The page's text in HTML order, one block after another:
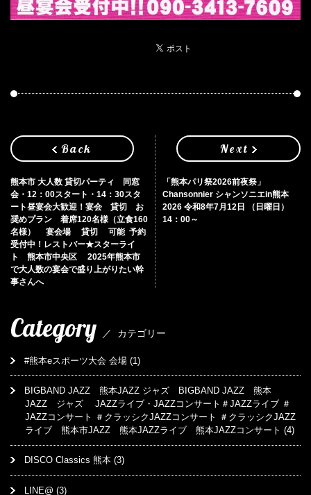
Back
熊本市 大人数 貸切パーティ 同窓
会・12：00スタート・14：30スタ
ート昼宴会大歓迎！宴会 貸切 お
奨めプラン 着席120名様（立食160
名様） 宴会場 貸切 可能 予約
受付中！レストバー★スターライ
ト 熊本市中央区 2025年熊本市
で大人数の宴会で盛り上がりたい幹
事さんへ
Next
「熊本パリ祭2026前夜祭」
Chansonnier シャンソニエin熊本
2026 令和8年7月12日 （日曜日）
14：00～
Category ／ カテゴリー
#熊本eスポーツ大会 会場 (1)
BIGBAND JAZZ 熊本JAZZ ジャズ BIGBAND JAZZ 熊本
JAZZ ジャズ JAZZライブ・JAZZコンサート＃JAZZライブ ＃
JAZZコンサート ＃クラッシクJAZZコンサート ＃クラッシクJAZZ
ライブ 熊本市JAZZ 熊本JAZZライブ 熊本JAZZコンサート (4)
DISCO Classics 熊本 (3)
LINE@ (3)